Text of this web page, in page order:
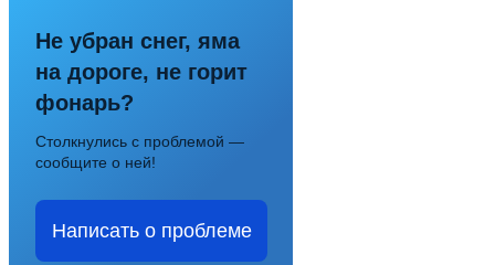
Не убран снег, яма
на дороге, не горит
фонарь?
Столкнулись с проблемой —
сообщите о ней!
Написать о проблеме